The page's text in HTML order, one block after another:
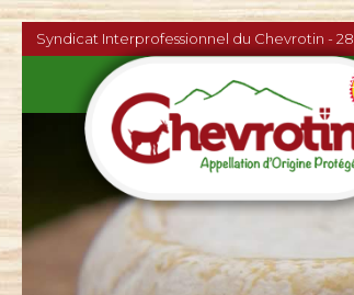
Syndicat Interprofessionnel du Chevrotin - 28